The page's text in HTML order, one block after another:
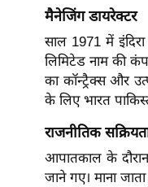
मैनेजिंग डायरेक्टर
साल 1971 में
लिमिटेड नाम की
का कॉन्ट्रैक्स और
के लिए भारत
राजनीतिक
आपातकाल के
जाने गए। माना